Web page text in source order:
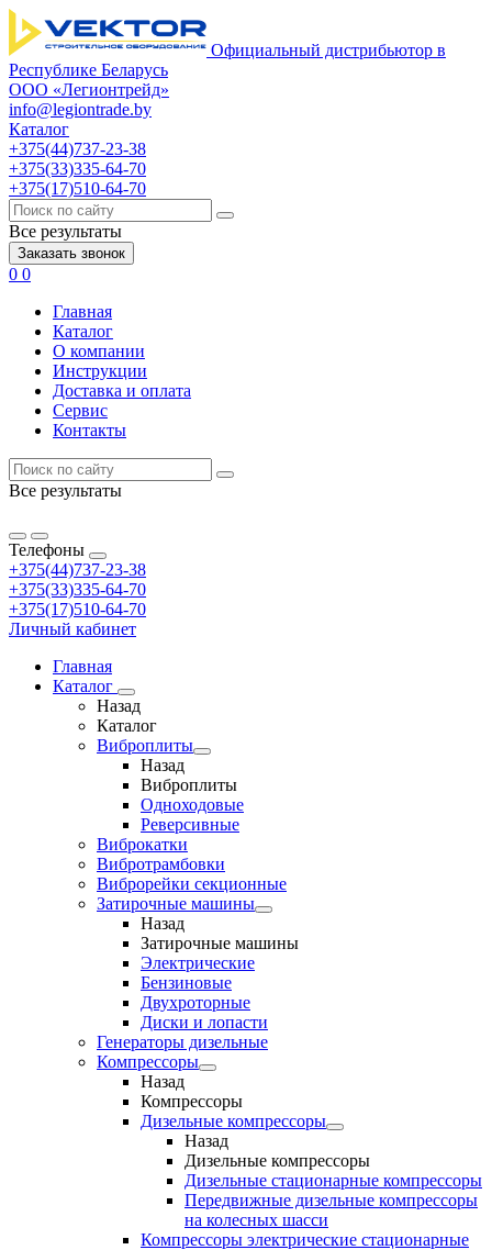
Официальный дистрибьютор в
Республике Беларусь
ООО «Легионтрейд»
info@legiontrade.by
Каталог
+375(44)737-23-38
+375(33)335-64-70
+375(17)510-64-70
Все результаты
Заказать звонок
0 0
Главная
Каталог
О компании
Инструкции
Доставка и оплата
Сервис
Контакты
Все результаты
Телефоны
+375(44)737-23-38
+375(33)335-64-70
+375(17)510-64-70
Личный кабинет
Главная
Каталог
Назад
Каталог
Виброплиты
Назад
Виброплиты
Одноходовые
Реверсивные
Виброкатки
Вибротрамбовки
Виброрейки секционные
Затирочные машины
Назад
Затирочные машины
Электрические
Бензиновые
Двухроторные
Диски и лопасти
Генераторы дизельные
Компрессоры
Назад
Компрессоры
Дизельные компрессоры
Назад
Дизельные компрессоры
Дизельные стационарные компрессоры
Передвижные дизельные компрессоры
на колесных шасси
Компрессоры электрические стационарные